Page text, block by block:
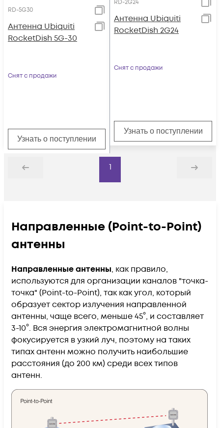
RD-5G30
Антенна Ubiquiti
RocketDish 5G-30
Снят с продажи
Узнать о поступлении
RD-2G24
Антенна Ubiquiti
RocketDish 2G24
Снят с продажи
Узнать о поступлении
Назад
1
Дальше
Направленные (Point-to-Point)
антенны
Направленные антенны, как правило,
используются для организации каналов "точка-
точка" (Point-to-Point), так как угол, который
образует сектор излучения направленной
антенны, чаще всего, меньше 45°, и составляет
3-10°. Вся энергия электромагнитной волны
фокусируется в узкий луч, поэтому на таких
типах антенн можно получить наибольшие
расстояния (до 200 км) среди всех типов
антенн.